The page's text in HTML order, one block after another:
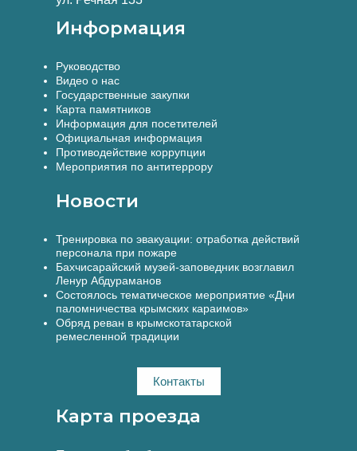
Информация
Руководство
Видео о нас
Государственные закупки
Карта памятников
Информация для посетителей
Официальная информация
Противодействие коррупции
Мероприятия по антитеррору
Новости
Тренировка по эвакуации: отработка действий
персонала при пожаре
Бахчисарайский музей-заповедник возглавил
Ленур Абдураманов
Состоялось тематическое мероприятие «Дни
паломничества крымских караимов»
Обряд реван в крымскотатарской
ремесленной традиции
Контакты
Карта проезда